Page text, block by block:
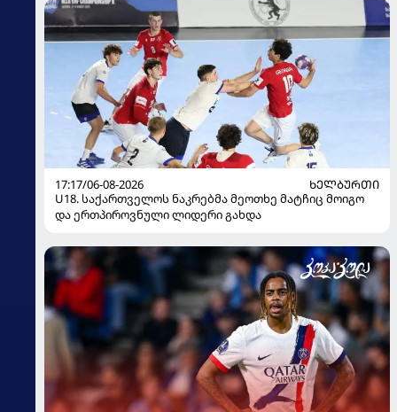
17:17/06-08-2026
ᲮᲔᲚᲑᲣᲠᲗᲘ
U18. საქართველოს ნაკრებმა მეოთხე მატჩიც მოიგო
და ერთპიროვნული ლიდერი გახდა